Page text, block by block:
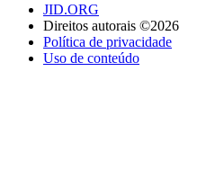
JID.ORG
Direitos autorais ©2026
Política de privacidade
Uso de conteúdo